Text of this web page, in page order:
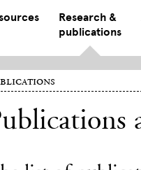
Research &
publications